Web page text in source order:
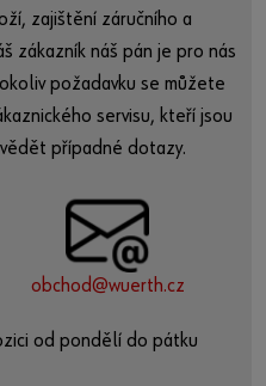
zajištění záručního a
zákazník náš pán je pro nás
požadavku se můžete
servisu, kteří jsou
případné dotazy.
obchod@wuerth.cz
od pondělí do pátku